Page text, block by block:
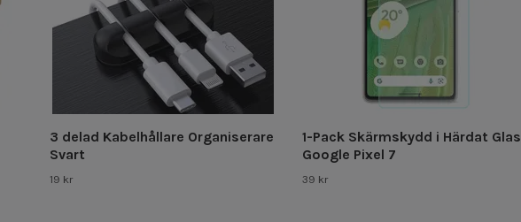
3 delad Kabelhållare Organiserare
Svart
19 kr
1-Pack Skärmskydd i Härdat Glas
Google Pixel 7
39 kr